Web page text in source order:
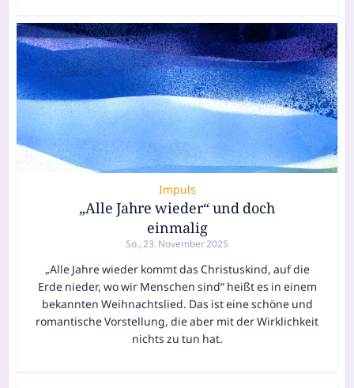
Impuls
„Alle Jahre wieder“ und doch
einmalig
So., 23. November 2025
„Alle Jahre wieder kommt das Christuskind, auf die
Erde nieder, wo wir Menschen sind“ heißt es in einem
bekannten Weihnachtslied. Das ist eine schöne und
romantische Vorstellung, die aber mit der Wirklichkeit
nichts zu tun hat.